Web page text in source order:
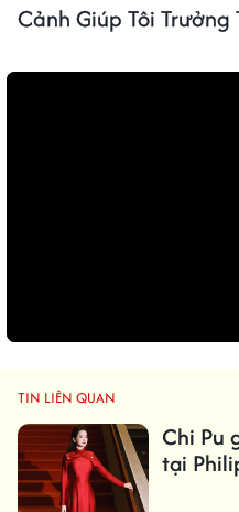
Cảnh Giúp Tôi
TIN LIÊN QUAN
Chi Pu
tại